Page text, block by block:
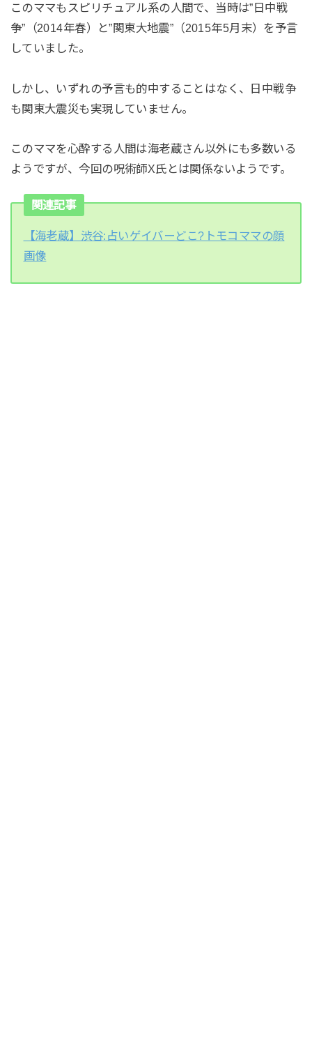
このママもスピリチュアル系の人間で、当時は”日中戦
争”（2014年春）と”関東大地震”（2015年5月末）を予言
していました。
しかし、いずれの予言も的中することはなく、日中戦争
も関東大震災も実現していません。
このママを心酔する人間は海老蔵さん以外にも多数いる
ようですが、今回の呪術師X氏とは関係ないようです。
関連記事
【海老蔵】渋谷:占いゲイバーどこ?トモコママの顔
画像